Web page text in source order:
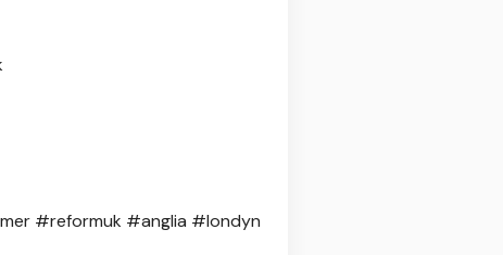
#reformuk #anglia #londyn